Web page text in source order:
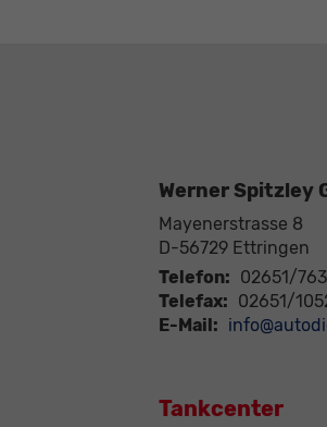
Werner Spitzley
Mayenerstrasse 8
D-56729 Ettringen
Telefon: 02651/
Telefax: 02651/
E-Mail:
Tankcenter